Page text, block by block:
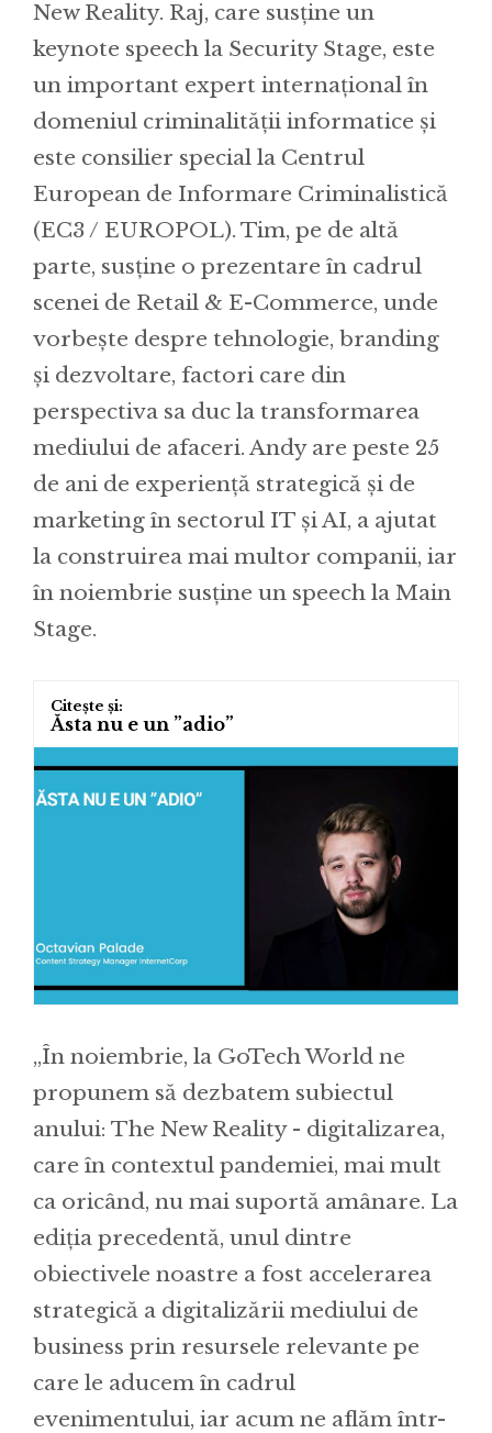
New Reality. Raj, care susține un
keynote speech la Security Stage, este
un important expert internațional în
domeniul criminalității informatice și
este consilier special la Centrul
European de Informare Criminalistică
(EC3 / EUROPOL). Tim, pe de altă
parte, susține o prezentare în cadrul
scenei de Retail & E-Commerce, unde
vorbește despre tehnologie, branding
și dezvoltare, factori care din
perspectiva sa duc la transformarea
mediului de afaceri. Andy are peste 25
de ani de experiență strategică și de
marketing în sectorul IT și AI, a ajutat
la construirea mai multor companii, iar
în noiembrie susține un speech la Main
Stage.
Ăsta nu e un ”adio”
,,În noiembrie, la GoTech World ne
propunem să dezbatem subiectul
anului: The New Reality - digitalizarea,
care în contextul pandemiei, mai mult
ca oricând, nu mai suportă amânare. La
ediția precedentă, unul dintre
obiectivele noastre a fost accelerarea
strategică a digitalizării mediului de
business prin resursele relevante pe
care le aducem în cadrul
evenimentului, iar acum ne aflăm într-